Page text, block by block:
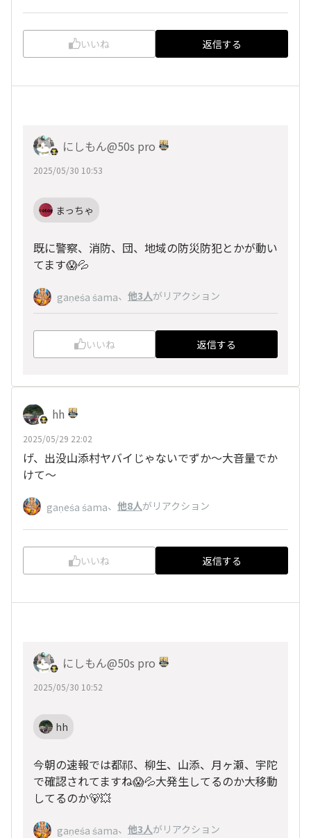
いいね 返信する
にしもん@50s pro
2025/05/30 10:53
まっちゃ
既に警察、消防、団、地域の防災防犯とかが動い
てます😱💦
gaṇeśa śama、 他3人がリアクション
いいね 返信する
hh
2025/05/29 22:02
げ、出没山添村ヤバイじゃないでずか～大音量でか
けて～
gaṇeśa śama、 他8人がリアクション
いいね 返信する
にしもん@50s pro
2025/05/30 10:52
hh
今朝の速報では都祁、柳生、山添、月ヶ瀬、宇陀
で確認されてますね😱💦大発生してるのか大移動
してるのか🐻💥
gaṇeśa śama、 他3人がリアクション